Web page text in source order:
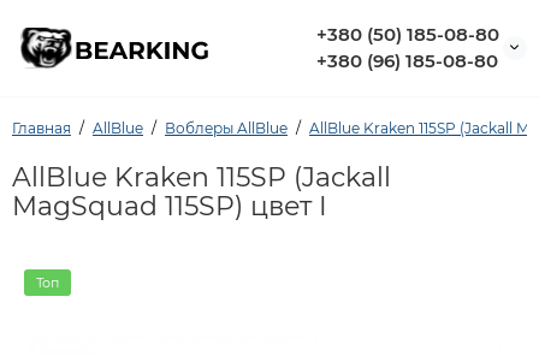
+380 (50) 185-08-80
+380 (96) 185-08-80
Главная AllBlue Воблеры AllBlue AllBlue Kraken 115SP (Jackall
AllBlue Kraken 115SP (Jackall
MagSquad 115SP) цвет I
Топ